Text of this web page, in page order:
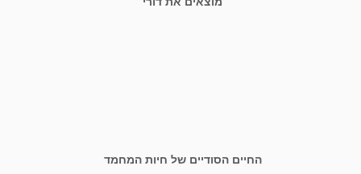
החיים הסודיים של חיות המחמד